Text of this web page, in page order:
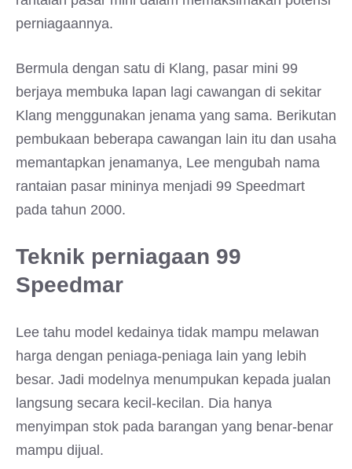
perniagaannya.
Bermula dengan satu di Klang, pasar mini 99
berjaya membuka lapan lagi cawangan di sekitar
Klang menggunakan jenama yang sama. Berikutan
pembukaan beberapa cawangan lain itu dan usaha
memantapkan jenamanya, Lee mengubah nama
rantaian pasar mininya menjadi 99 Speedmart
pada tahun 2000.
Teknik perniagaan 99
Speedmar
Lee tahu model kedainya tidak mampu melawan
harga dengan peniaga-peniaga lain yang lebih
besar. Jadi modelnya menumpukan kepada jualan
langsung secara kecil-kecilan. Dia hanya
menyimpan stok pada barangan yang benar-benar
mampu dijual.